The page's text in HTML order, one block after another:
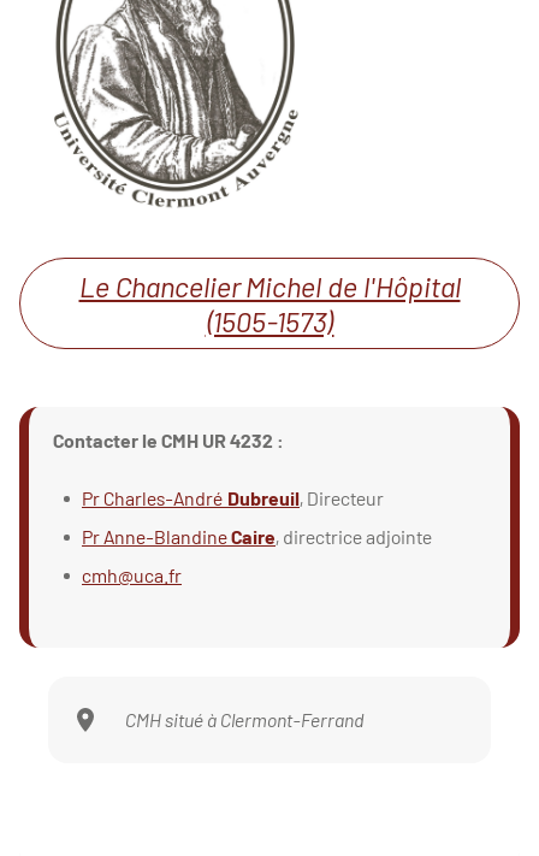
Le Chancelier Michel de l'Hôpital
(1505-1573)
Contacter le CMH UR 4232 :
Pr Charles-André Dubreuil, Directeur
Pr Anne-BlandineCaire, directrice adjointe
cmh@uca.fr
CMH situé à Clermont-Ferrand